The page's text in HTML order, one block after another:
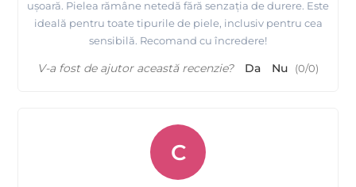
ușoară. Pielea rămâne netedă fără senzația de durere. Este
ideală pentru toate tipurile de piele, inclusiv pentru cea
sensibilă. Recomand cu încredere!
V-a fost de ajutor această recenzie? Da Nu (0/0)
C